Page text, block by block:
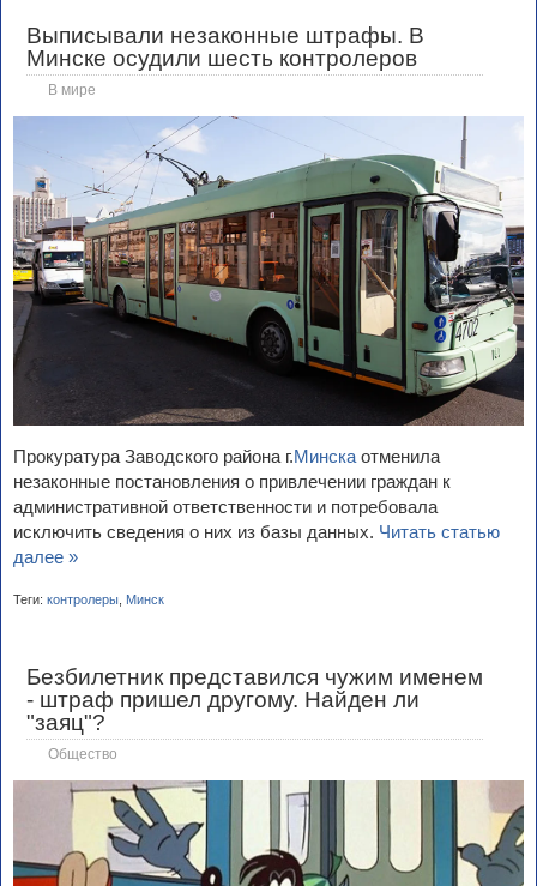
Выписывали незаконные штрафы. В
Минске осудили шесть контролеров
В мире
Прокуратура Заводского района г.Минска отменила
незаконные постановления о привлечении граждан к
административной ответственности и потребовала
исключить сведения о них из базы данных. Читать статью
далее »
Теги: контролеры Минск
Безбилетник представился чужим именем
- штраф пришел другому. Найден ли
"заяц"?
Общество